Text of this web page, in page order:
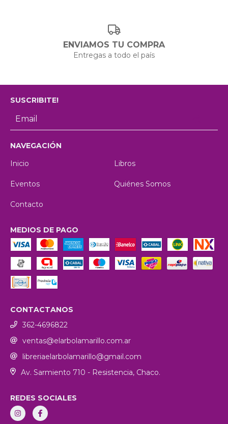
ENVIAMOS TU COMPRA
Entregas a todo el país
SUSCRIBITE!
NAVEGACIÓN
Inicio
Libros
Eventos Quiénes Somos
Contacto
MEDIOS DE PAGO
CONTACTANOS
362-4696822
ventas@elarbolamarillo.com.ar
libreriaelarbolamarillo@gmail.com
Av. Sarmiento 710 - Resistencia, Chaco.
REDES SOCIALES